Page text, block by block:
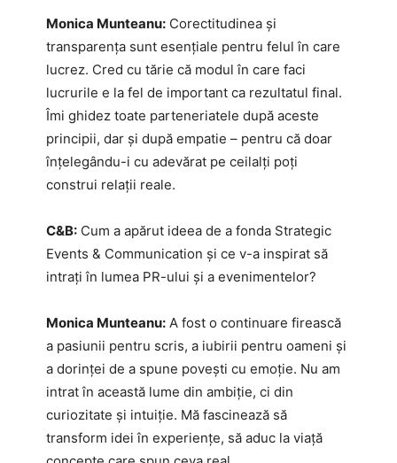
Monica Munteanu: Corectitudinea și
transparența sunt esențiale pentru felul în care
lucrez. Cred cu tărie că modul în care faci
lucrurile e la fel de important ca rezultatul final.
Îmi ghidez toate parteneriatele după aceste
principii, dar și după empatie – pentru că doar
înțelegându-i cu adevărat pe ceilalți poți
construi relații reale.
C&B: Cum a apărut ideea de a fonda Strategic
Events & Communication și ce v-a inspirat să
intrați în lumea PR-ului și a evenimentelor?
Monica Munteanu: A fost o continuare firească
a pasiunii pentru scris, a iubirii pentru oameni și
a dorinței de a spune povești cu emoție. Nu am
intrat în această lume din ambiție, ci din
curiozitate și intuiție. Mă fascinează să
transform idei în experiențe, să aduc la viață